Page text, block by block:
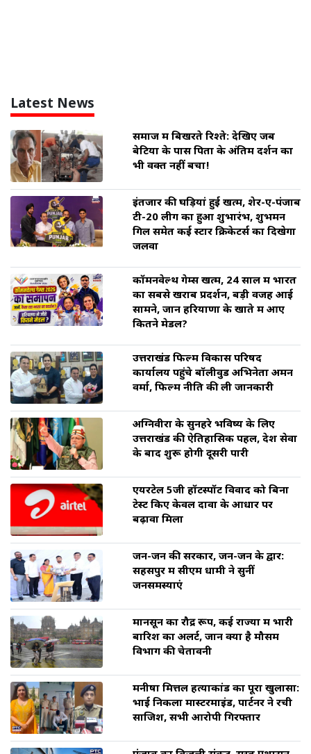
Latest News
समाज में बिखरते रिश्ते: देखिए जब
बेटियों के पास पिता के अंतिम दर्शन का
भी वक्त नहीं बचा!
इंतजार की घड़ियां हुई खत्म, शेर-ए-पंजाब
टी-20 लीग का हुआ शुभारंभ, शुभमन
गिल समेत कई स्टार क्रिकेटर्स का दिखेगा
जलवा
कॉमनवेल्थ गेम्स खत्म, 24 साल में भारत
का सबसे खराब प्रदर्शन, बड़ी वजह आई
सामने, जानें हरियाणा के खाते में आए
कितने मेडल?
उत्तराखंड फिल्म विकास परिषद
कार्यालय पहुंचे बॉलीवुड अभिनेता अमन
वर्मा, फिल्म नीति की ली जानकारी
अग्निवीरों के सुनहरे भविष्य के लिए
उत्तराखंड की ऐतिहासिक पहल, देश सेवा
के बाद शुरू होगी दूसरी पारी
एयरटेल 5जी हॉटस्पॉट विवाद को बिना
टेस्ट किए केवल दावों के आधार पर
बढ़ावा मिला
जन-जन की सरकार, जन-जन के द्वार:
सहसपुर में सीएम धामी ने सुनीं
जनसमस्याएं
मानसून का रौद्र रूप, कई राज्यों में भारी
बारिश का अलर्ट, जानें क्या है मौसम
विभाग की चेतावनी
मनीषा मित्तल हत्याकांड का पूरा खुलासा:
भाई निकला मास्टरमाइंड, पार्टनर ने रची
साजिश, सभी आरोपी गिरफ्तार